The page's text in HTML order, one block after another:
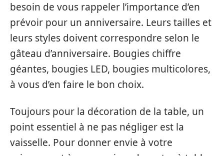
besoin de vous rappeler l’importance d’en
prévoir pour un anniversaire. Leurs tailles et
leurs styles doivent correspondre selon le
gâteau d’anniversaire. Bougies chiffre
géantes, bougies LED, bougies multicolores,
à vous d’en faire le bon choix.
Toujours pour la décoration de la table, un
point essentiel à ne pas négliger est la
vaisselle. Pour donner envie à votre